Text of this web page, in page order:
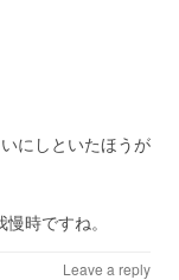
にしといたほうが
時ですね。
Leave a reply